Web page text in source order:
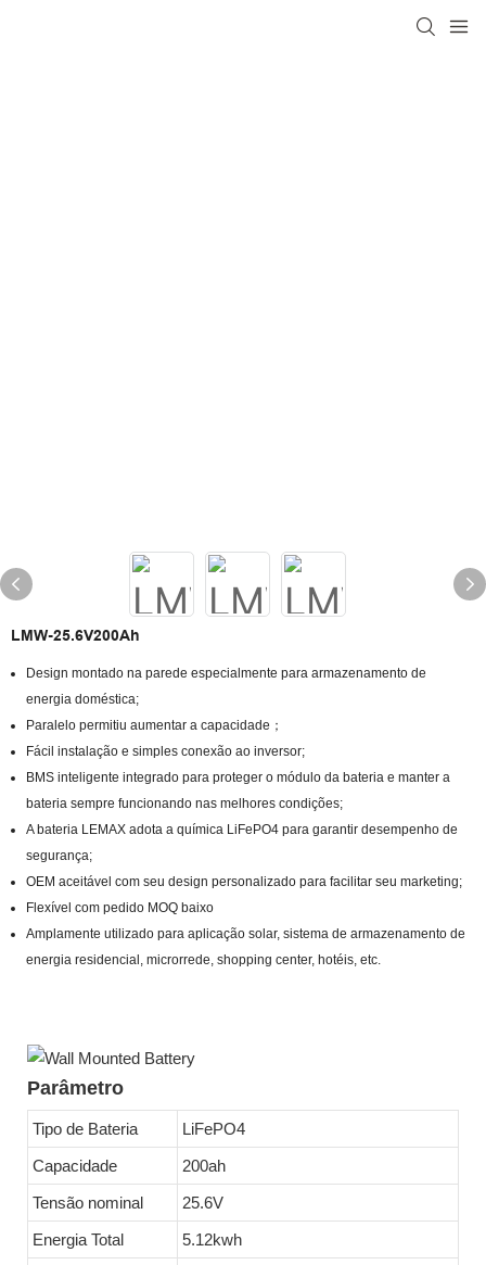
LMW-25.6V200Ah
Design montado na parede especialmente para armazenamento de
energia doméstica;
Paralelo permitiu aumentar a capacidade；
Fácil instalação e simples conexão ao inversor;
BMS inteligente integrado para proteger o módulo da bateria e manter a
bateria sempre funcionando nas melhores condições;
A bateria LEMAX adota a química LiFePO4 para garantir desempenho de
segurança;
OEM aceitável com seu design personalizado para facilitar seu marketing;
Flexível com pedido MOQ baixo
Amplamente utilizado para aplicação solar, sistema de armazenamento de
energia residencial, microrrede, shopping center, hotéis, etc.
Parâmetro
Tipo de Bateria
LiFePO4
Capacidade
200ah
Tensão nominal
25.6V
Energia Total
5.12kwh